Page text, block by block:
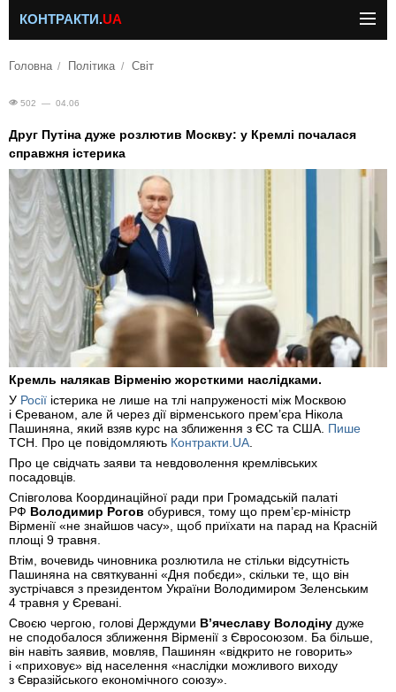
КОНТРАКТИ.UA
Головна Політика Світ
502 — 04.06
Друг Путіна дуже розлютив Москву: у Кремлі почалася
справжня істерика
Кремль налякав Вірменію жорсткими наслідками.
У Росії істерика не лише на тлі напруженості між Москвою
і Єреваном, але й через дії вірменського прем’єра Нікола
Пашиняна, який взяв курс на зближення з ЄС та США. Пише
ТСН. Про це повідомляють Контракти.UA.
Про це свідчать заяви та невдоволення кремлівських
посадовців.
Співголова Координаційної ради при Громадській палаті
РФ Володимир Рогов обурився, тому що прем’єр-міністр
Вірменії «не знайшов часу», щоб приїхати на парад на Красній
площі 9 травня.
Втім, вочевидь чиновника розлютила не стільки відсутність
Пашиняна на святкуванні «Дня побєди», скільки те, що він
зустрічався з президентом України Володимиром Зеленським
4 травня у Єревані.
Своєю чергою, голові Держдуми В’ячеславу Володіну дуже
не сподобалося зближення Вірменії з Євросоюзом. Ба більше,
він навіть заявив, мовляв, Пашинян «відкрито не говорить»
і «приховує» від населення «наслідки можливого виходу
з Євразійського економічного союзу».